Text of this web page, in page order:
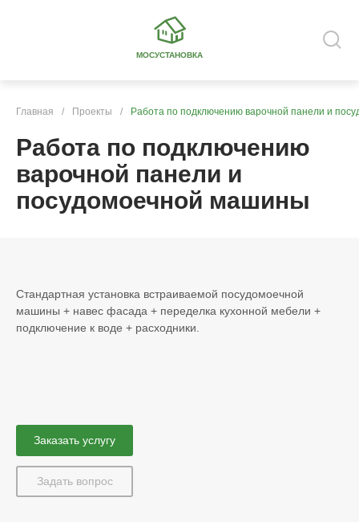
МОСУСТАНОВКА
Главная / Проекты / Работа по подключению варочной панели и
Работа по подключению
варочной панели и
посудомоечной машины
Стандартная установка встраиваемой посудомоечной
машины + навес фасада + переделка кухонной мебели +
подключение к воде + расходники.
Заказать услугу
Задать вопрос